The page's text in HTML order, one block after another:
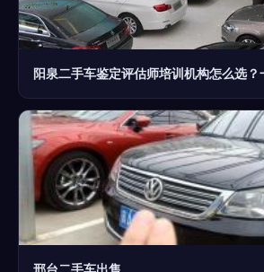
邢台二手车出售